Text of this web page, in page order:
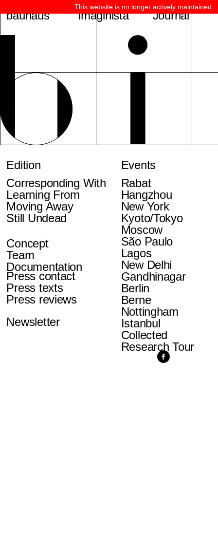
bauhaus imaginista
Edition
Corresponding With
Learning From
Moving Away
Still Undead
Events
Rabat
Hangzhou
New York
Kyoto/Tokyo
Moscow
São Paulo
Lagos
New Delhi
Gandhinagar
Berlin
Berne
Nottingham
Istanbul
Collected
Research Tour
Concept
Team
Documentation
Press contact
Press texts
Press reviews
Newsletter
Journal
This website is no longer actively maintained.